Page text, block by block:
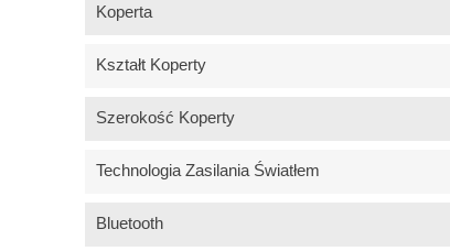
Koperta
Kształt Koperty
Szerokość Koperty
Technologia Zasilania Światłem
Bluetooth